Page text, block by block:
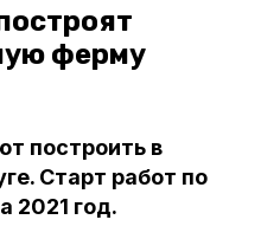
ферму
построить в
Старт работ по
2021 год.